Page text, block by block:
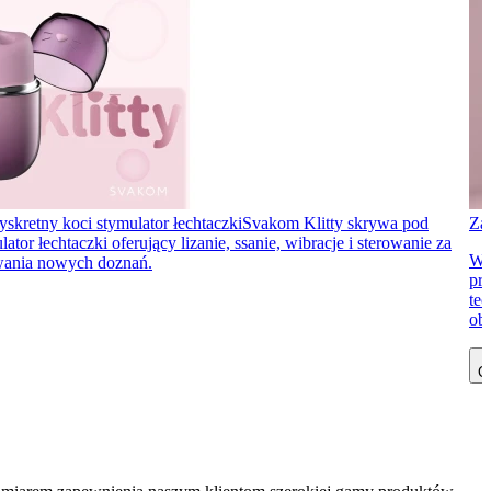
koci stymulator łechtaczkiSvakom Klitty skrywa pod
łechtaczki oferujący lizanie, ssanie, wibracje i sterowanie za
nowych doznań.